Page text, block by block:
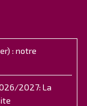
: notre
2027: La